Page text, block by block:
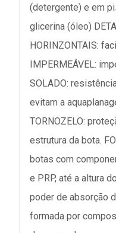
(detergente) e em
glicerina (óleo)
HORINZONTAIS:
IMPERMEÁVEL:
SOLADO:
evitam a
TORNOZELO:
estrutura da bota.
botas com
e PRP, até a altura
poder de absorção
formada por